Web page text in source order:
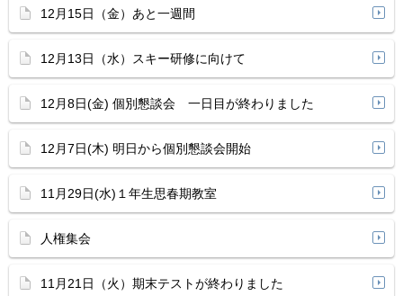
12月15日（金）あと一週間
12月13日（水）スキー研修に向けて
12月8日(金) 個別懇談会 一日目が終わりました
12月7日(木) 明日から個別懇談会開始
11月29日(水)１年生思春期教室
人権集会
11月21日（火）期末テストが終わりました